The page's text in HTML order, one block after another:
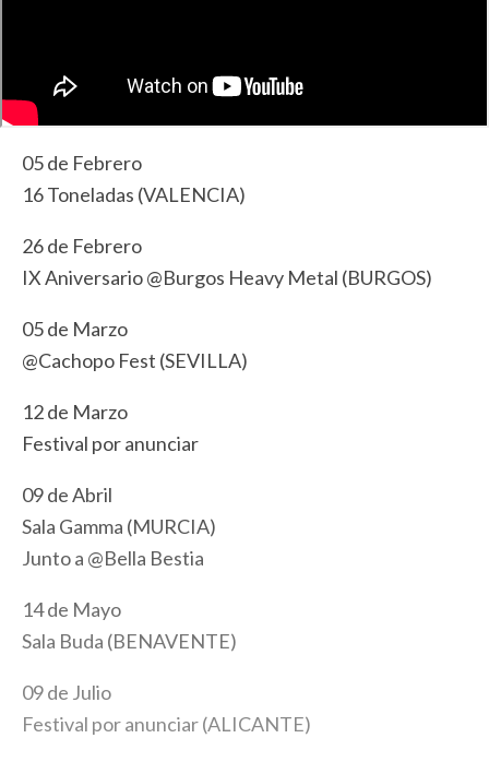
05 de Febrero
16 Toneladas (VALENCIA)
26 de Febrero
IX Aniversario @Burgos Heavy Metal (BURGOS)
05 de Marzo
@Cachopo Fest (SEVILLA)
12 de Marzo
Festival por anunciar
09 de Abril
Sala Gamma (MURCIA)
Junto a @Bella Bestia
14 de Mayo
Sala Buda (BENAVENTE)
09 de Julio
Festival por anunciar (ALICANTE)